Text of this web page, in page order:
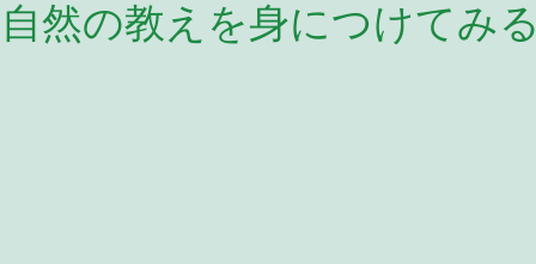
自然の教えを身につけてみる